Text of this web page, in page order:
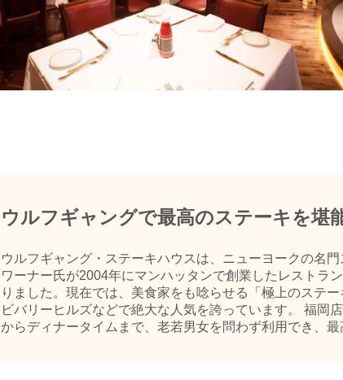
ウルフギャングで最高のステーキを堪
ウルフギャング・ステーキハウスは、ニューヨークの名
ワーナー氏が2004年にマンハッタンで創業したレストラ
りました。現在では、美食家をも唸らせる「極上のステ
ビバリーヒルズなどで絶大な人気を誇っています。 福岡
からディナータイムまで、老若男女を問わず利用でき、